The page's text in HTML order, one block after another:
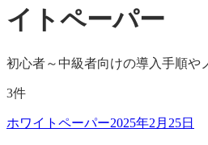
イトペーパー
初心者～中級者向けの導入手順や
3件
ホワイトペーパー2025年2月25日